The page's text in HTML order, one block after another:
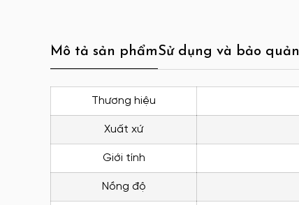
Mô tả sản phẩmSử dụng và bảo quản
Thương hiệu
Xuất xứ
Giới tính
Nồng độ